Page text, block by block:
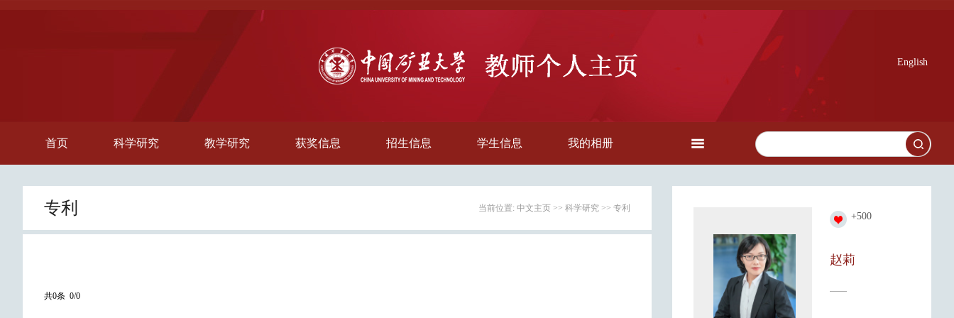
English
首页 科学研究 教学研究 获奖信息 招生信息 学生信息 我的相册
专利 当前位置: 中文主页 >> 科学研究 >> 专利
共0条 0/0
+500
赵莉